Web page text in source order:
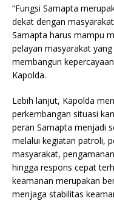
“Fungsi Samapta
dekat dengan
Samapta harus mampu
pelayan masyarakat
membangun
Kapolda.
Lebih lanjut, Kapolda
perkembangan situasi
peran Samapta menjadi
melalui kegiatan patroli,
masyarakat,
hingga respons cepat
keamanan merupakan
menjaga stabilitas